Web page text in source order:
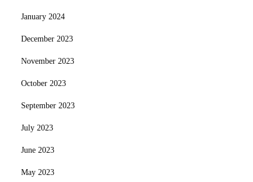
January 2024
December 2023
November 2023
October 2023
September 2023
July 2023
June 2023
May 2023